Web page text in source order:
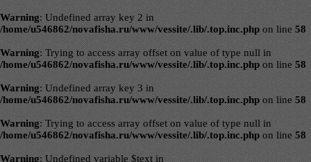
Warning: Undefined array key 2 in
/home/u546862/novafisha.ru/www/vessite/.lib/.top.inc.php on line 58
Warning: Trying to access array offset on value of type null in
/home/u546862/novafisha.ru/www/vessite/.lib/.top.inc.php on line 58
Warning: Undefined array key 3 in
/home/u546862/novafisha.ru/www/vessite/.lib/.top.inc.php on line 58
Warning: Trying to access array offset on value of type null in
/home/u546862/novafisha.ru/www/vessite/.lib/.top.inc.php on line 58
Warning: Undefined variable $text in